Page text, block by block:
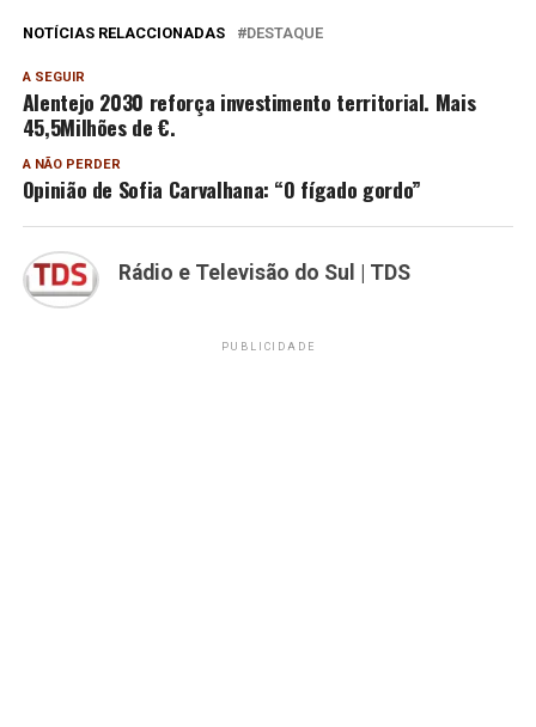
NOTÍCIAS RELACCIONADAS DESTAQUE
A SEGUIR
Alentejo 2030 reforça investimento territorial. Mais
45,5Milhões de €.
A NÃO PERDER
Opinião de Sofia Carvalhana: “O fígado gordo”
Rádio e Televisão do Sul | TDS
PUBLICIDADE